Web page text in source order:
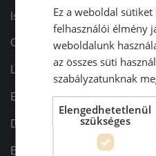
Iskolakezdés
GARÁZSVÁSÁR
Lakásdekoráció
Ballagás
Diplomaosztó ajándékok
Esküvő
Ez a weboldal sütiket
felhasználói élmény
weboldalunk
az összes süti
szabályzatunknak
Elengedhetetlenül
szükséges